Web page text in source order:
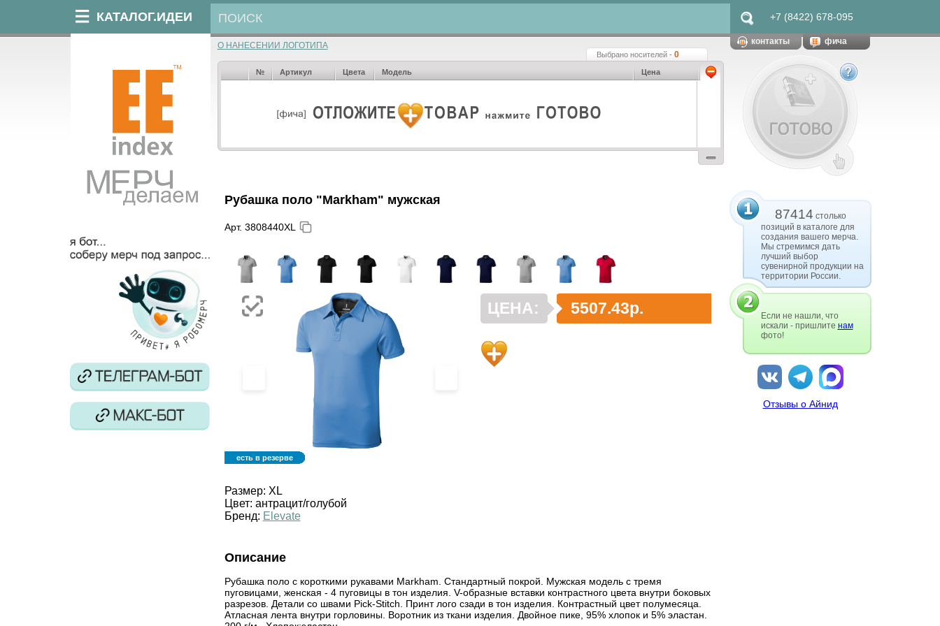
КАТАЛОГ.ИДЕИ +7 (8422) 678-095
О НАНЕСЕНИИ ЛОГОТИПА
Выбрано носителей - 0
№ Артикул Цвета Модель Цена
Рубашка поло "Markham" мужская
Арт. 3808440XL
есть в резерве
ЦЕНА: 5507.43р.
Размер: XL
Цвет: антрацит/голубой
Бренд: Elevate
Описание
Рубашка поло с короткими рукавами Markham. Стандартный покрой. Мужская модель с тремя
пуговицами, женская - 4 пуговицы в тон изделия. V-образные вставки контрастного цвета внутри боковых
разрезов. Детали со швами Pick-Stitch. Принт лого сзади в тон изделия. Контрастный цвет полумесяца.
Атласная лента внутри горловины. Воротник из ткани изделия. Двойное пике, 95% хлопок и 5% эластан.
контакты фича
87414 столько
позиций в каталоге для
создания вашего мерча.
Мы стремимся дать
лучший выбор
сувенирной продукции на
территории России.
Если не нашли, что
искали - пришлите нам
фото!
Отзывы о Айнид